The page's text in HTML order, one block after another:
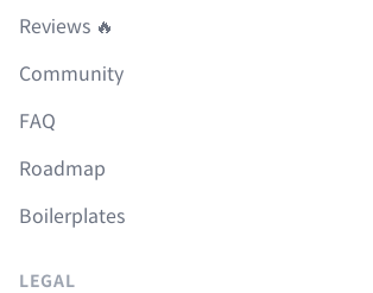
Reviews 🔥
Community
FAQ
Roadmap
Boilerplates
LEGAL